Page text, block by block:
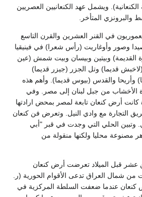
ويشمل عهد الكنعانيين العصريين
والبرونزي المتأخر.
في القنر العشرين والقرن التاسع
وصور وأوغاريت (رأس شعرا) في فينيقيا
القديمة) وبيتين وبيسان وبيت شمش (عين
قديما) وتل الجزر (جيزر قديما)
وأريحا والقدس (بيوس قديما). وأهم هذه
الأخشاب من جبل لبنان إلى مصر. وفي
كانت أرض كنعان تابعة لمصر بمحض ارادتها
التجارة مع وادي النيل. وتعرض فن كنعان
وتبين الحلي التي وجدت في قبر "أبي
مصنوعة محليا ولكنها منقولة من
عشر قبل الميلاد تعرضت أرض كنعان
من شمال العراق تدعى الأقوام الحورية (ر.
كنعان عندما ضعفت السلطة المركزية في